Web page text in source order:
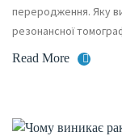
переродження. Яку
резонансної
Read More